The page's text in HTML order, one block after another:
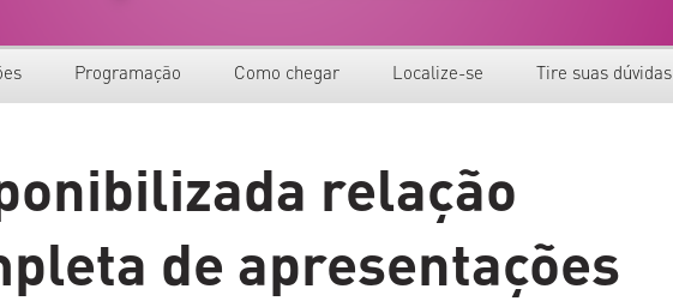
Tecnológica
de Graduação
e Cultura
de Resumos
Inscrição
situação
Programação
Apresentações Performativas
Mostra Cultural
Como chegar
Transporte de apoio
Localize-se Tire suas dúvidas
relação
de apresentações